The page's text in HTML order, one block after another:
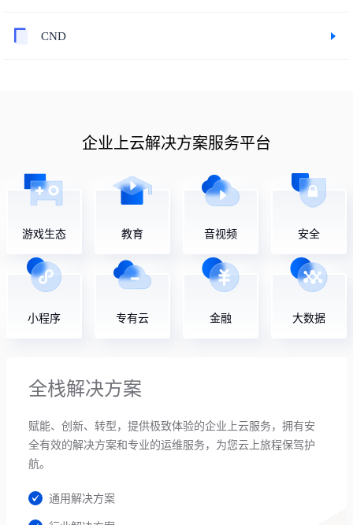
CND
企业上云解决方案服务平台
游戏生态 教育 音视频 安全
小程序 专有云 金融 大数据
全栈解决方案
赋能、创新、转型，提供极致体验的企业上云服务，拥有安
全有效的解决方案和专业的运维服务，为您云上旅程保驾护
航。
通用解决方案